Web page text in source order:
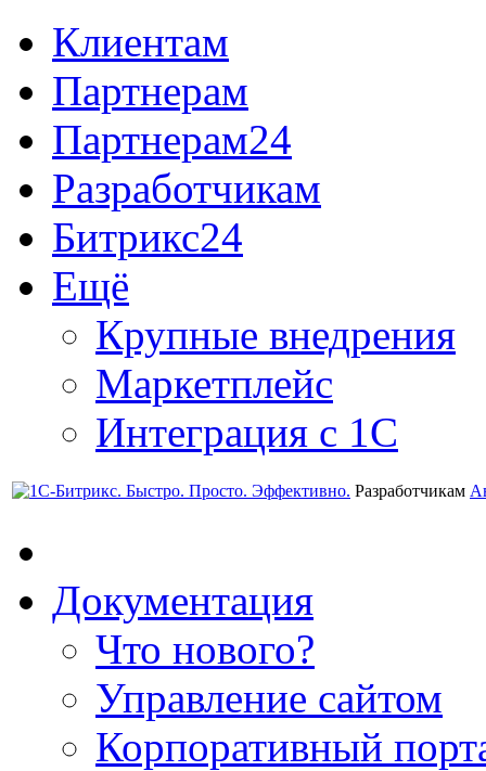
Клиентам
Партнерам
Партнерам24
Разработчикам
Битрикс24
Ещё
Крупные внедрения
Маркетплейс
Интеграция с 1С
Разработчикам
Документация
Что нового?
Управление сайтом
Корпоративный